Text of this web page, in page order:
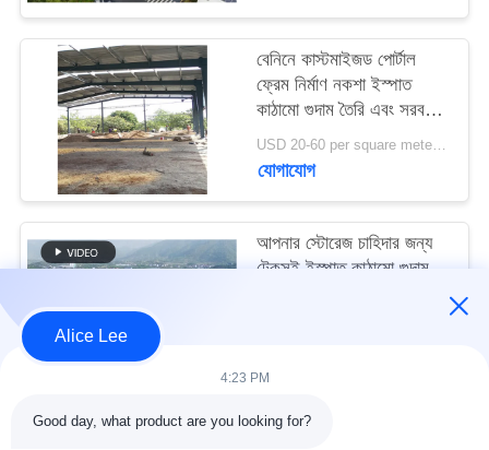
গোপনীয়তা
নীতি
বেনিনে কাস্টমাইজড পোর্টাল
ফ্রেম নির্মাণ নকশা ইস্পাত
কাঠামো গুদাম তৈরি এবং সরবরাহ
করুন
USD 20-60 per square meter MOQ:1000 বর্গ মিটার
যোগাযোগ
আপনার স্টোরেজ চাহিদার জন্য
টেকসই ইস্পাত কাঠামো গুদাম
Alice Lee
4:23 PM
Good day, what product are you looking for?